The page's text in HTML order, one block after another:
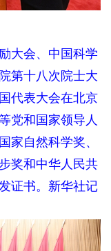
大会、中国科学
第十八次院士大
代表大会在北京
党和国家领导人
家自然科学奖、
奖和中华人民共
证书。新华社记